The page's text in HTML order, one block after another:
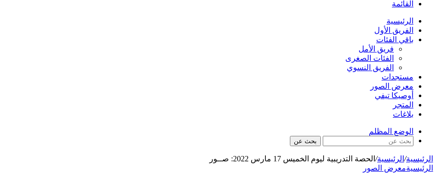
القائمة
الرئيسية
الفريق الأول
باقي الفئات
فريق الأمل
الفئات الصغرى
الفريق النسوي
مستجدات
معرض الصور
أوصيكا تيفي
المتجر
بلاغات
الوضع المظلم
بحث عن
الرئيسية/ الرئيسية/ الحصة التدريبية ليوم الخميس 17 مارس 2022: صــور
الرئيسيةمعرض الصور